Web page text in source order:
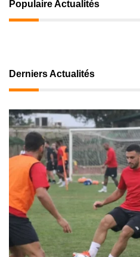
Populaire Actualités
Derniers Actualités